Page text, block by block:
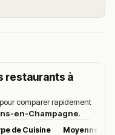
restaurants à
comparer rapidement
en-Champagne.
de Cuisine Moyenne